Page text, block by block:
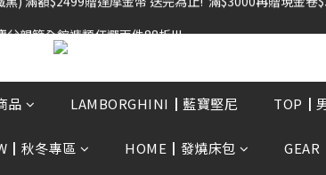
) 滿額$2499贈達摩金幣 送完為止!  滿$3000再贈現金卷
父親節全館褲類任選兩件88折!!!
品 LAMBORGHINI┃藍寶堅尼 TOP┃
秋冬專區 HOME┃發燒床包